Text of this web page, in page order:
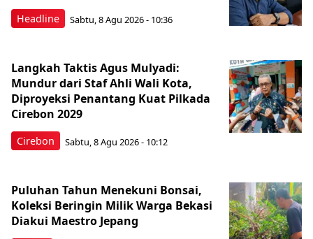
Headline Sabtu, 8 Agu 2026 - 10:36
Cirebon
Langkah Taktis Agus Mulyadi:
Mundur dari Staf Ahli Wali Kota,
Diproyeksi Penantang Kuat Pilkada
Cirebon 2029
Sabtu, 8 Agu 2026 - 10:12
Puluhan Tahun Menekuni Bonsai,
Koleksi Beringin Milik Warga Bekasi
Diakui Maestro Jepang